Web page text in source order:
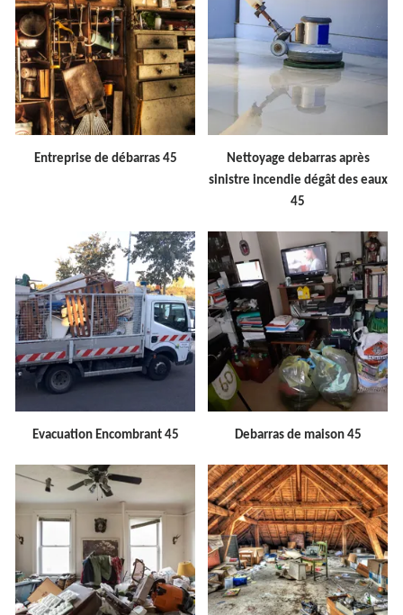
Entreprise de débarras 45
Nettoyage debarras après
sinistre incendie dégât des eaux
45
Evacuation Encombrant 45 Debarras de maison 45